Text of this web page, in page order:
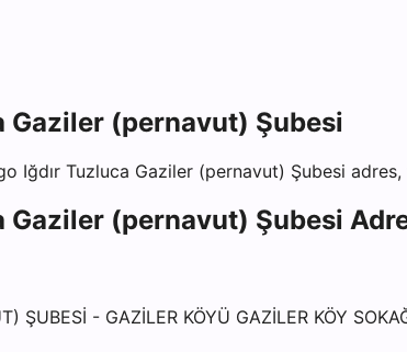
Gaziler (pernavut) Şubesi
Iğdır Tuzluca Gaziler (pernavut) Şubesi
Gaziler (pernavut) Şubesi
ŞUBESİ - GAZİLER KÖYÜ GAZİLER KÖY